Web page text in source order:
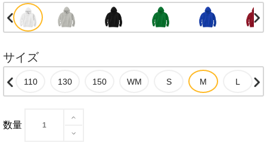
サイズ
数量